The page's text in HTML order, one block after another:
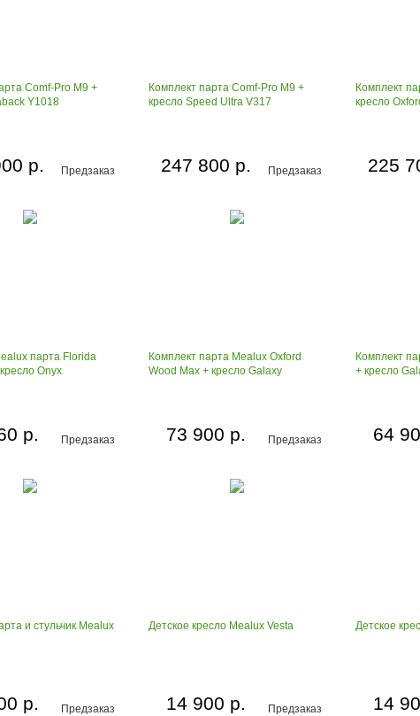
Comf-Pro M9 +
Y1018
Предзаказ
р.
Комплект парта Comf-Pro M9 +
кресло Speed Ultra V317
Предзаказ
247 800 р.
Комплект
кресло
225
парта Florida
Onyx
Предзаказ
р.
Комплект парта Mealux Oxford
Wood Max + кресло Galaxy
Предзаказ
73 900 р.
Комплект
+ кресло
64
и стульчик Mealux
Предзаказ
р.
Детское кресло Mealux Vesta
Предзаказ
14 900 р.
Детское
14